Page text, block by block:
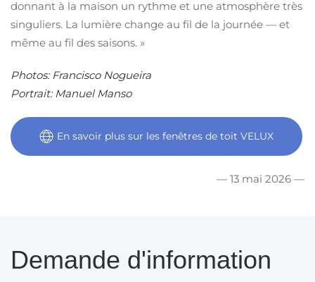
donnant à la maison un rythme et une atmosphère très
singuliers. La lumière change au fil de la journée — et
même au fil des saisons. »
Photos: Francisco Nogueira
Portrait: Manuel Manso
En savoir plus sur les fenêtres de toit VELUX
— 13 mai 2026 —
Demande d'information